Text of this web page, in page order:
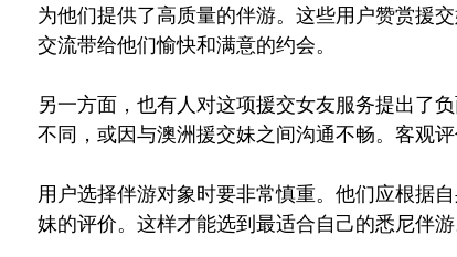
为他们提供了高质量的伴游。这些用户赞赏援
交流带给他们愉快和满意的约会。
另一方面，也有人对这项援交女友服务提出了
不同，或因与澳洲援交妹之间沟通不畅。客观
用户选择伴游对象时要非常慎重。他们应根据